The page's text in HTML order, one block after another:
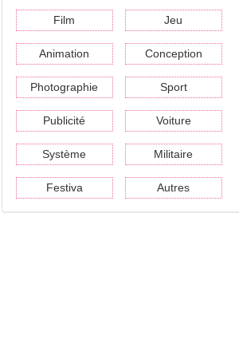
Film Jeu
Animation Conception
Photographie Sport
Publicité Voiture
Système Militaire
Festiva Autres